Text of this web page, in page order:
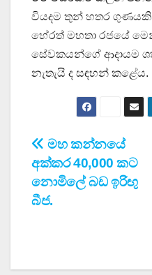
වියදම තුන් හතර
හේරත් මහතා රජයේ
සේවකයන්ගේ ආදායම
නැතැයි ද සඳහන් කළේය.
Post
navigation
මහ කන්නයේ
අක්කර 40,000 කට
නොමිලේ බඩ ඉරිඟු
බීජ.